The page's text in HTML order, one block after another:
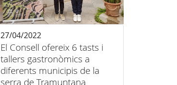
El Consell ofereix 6 tasts i
tallers gastronòmics a
diferents municipis de la
serra de Tramuntana
27/04/2022